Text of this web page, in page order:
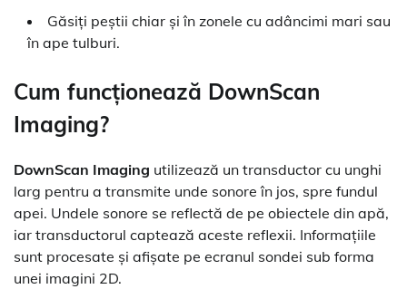
Găsiți peștii chiar și în zonele cu adâncimi mari sau
în ape tulburi.
Cum funcționează DownScan
Imaging?
DownScan Imaging utilizează un transductor cu unghi
larg pentru a transmite unde sonore în jos, spre fundul
apei. Undele sonore se reflectă de pe obiectele din apă,
iar transductorul captează aceste reflexii. Informațiile
sunt procesate și afișate pe ecranul sondei sub forma
unei imagini 2D.